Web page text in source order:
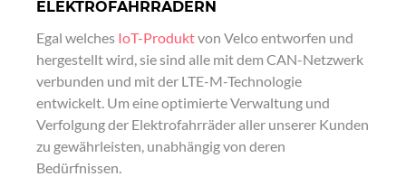
ELEKTROFAHRRÄDERN
Egal welches IoT-Produktvon Velco entworfen und
hergestellt wird, sie sind alle mit dem CAN-Netzwerk
verbunden und mit der LTE-M-Technologie
entwickelt. Um eine optimierte Verwaltung und
Verfolgung der Elektrofahrräder aller unserer Kunden
zu gewährleisten, unabhängig von deren
Bedürfnissen.